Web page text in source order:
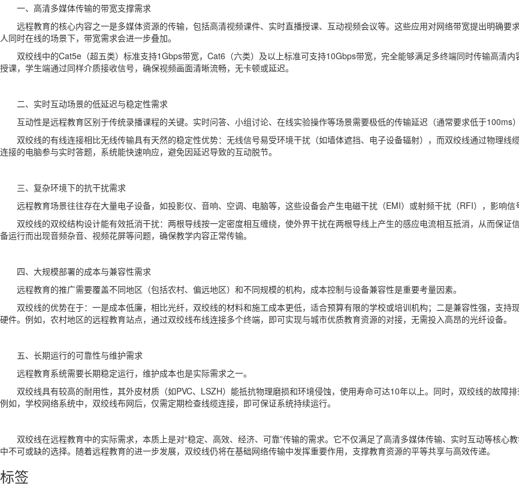
一、高清多媒体传输的带宽支撑需求
远程教育的核心内容之一是多媒体资源的传输，包括高清视频课件、实时直播授课、互动视频会议等。这些应用对网络带宽提出明确
人同时在线的场景下，带宽需求会进一步叠加。
双绞线中的Cat5e（超五类）标准支持1Gbps带宽，Cat6（六类）及以上标准可支持10Gbps带宽，完全能够满足多终端同时传输高清
授课，学生端通过同样介质接收信号，确保视频画面清晰流畅，无卡顿或延迟。
二、实时互动场景的低延迟与稳定性需求
互动性是远程教育区别于传统录播课程的关键。实时问答、小组讨论、在线实验操作等场景需要极低的传输延迟（通常要求低于100ms
双绞线的有线连接相比无线传输具有天然的稳定性优势：无线信号易受环境干扰（如墙体遮挡、电子设备辐射），而双绞线通过物理
连接的电脑参与实时答题，系统能快速响应，避免因延迟导致的互动脱节。
三、复杂环境下的抗干扰需求
远程教育场景往往存在大量电子设备，如投影仪、音响、空调、电脑等，这些设备会产生电磁干扰（EMI）或射频干扰（RFI），影响信
双绞线的双绞结构设计能有效抵消干扰：两根导线按一定密度相互缠绕，使外界干扰在两根导线上产生的感应电流相互抵消，从而保
备运行而出现音频杂音、视频花屏等问题，确保教学内容正常传输。
四、大规模部署的成本与兼容性需求
远程教育的推广需要覆盖不同地区（包括农村、偏远地区）和不同规模的机构，成本控制与设备兼容性是重要考量因素。
双绞线的优势在于：一是成本低廉，相比光纤，双绞线的材料和施工成本更低，适合预算有限的学校或培训机构；二是兼容性强，支
硬件。例如，农村地区的远程教育站点，通过双绞线布线连接多个终端，即可实现与城市优质教育资源的对接，无需投入高昂的光纤设备。
五、长期运行的可靠性与维护需求
远程教育系统需要长期稳定运行，维护成本也是实际需求之一。
双绞线具有较高的耐用性，其外皮材质（如PVC、LSZH）能抵抗物理磨损和环境侵蚀，使用寿命可达10年以上。同时，双绞线的故障
例如，学校网络系统中，双绞线布网后，仅需定期检查线缆连接，即可保证系统持续运行。
双绞线在远程教育中的实际需求，本质上是对“稳定、高效、经济、可靠”传输的需求。它不仅满足了高清多媒体传输、实时互动等核
中不可或缺的选择。随着远程教育的进一步发展，双绞线仍将在基础网络传输中发挥重要作用，支撑教育资源的平等共享与高效传递。
标签